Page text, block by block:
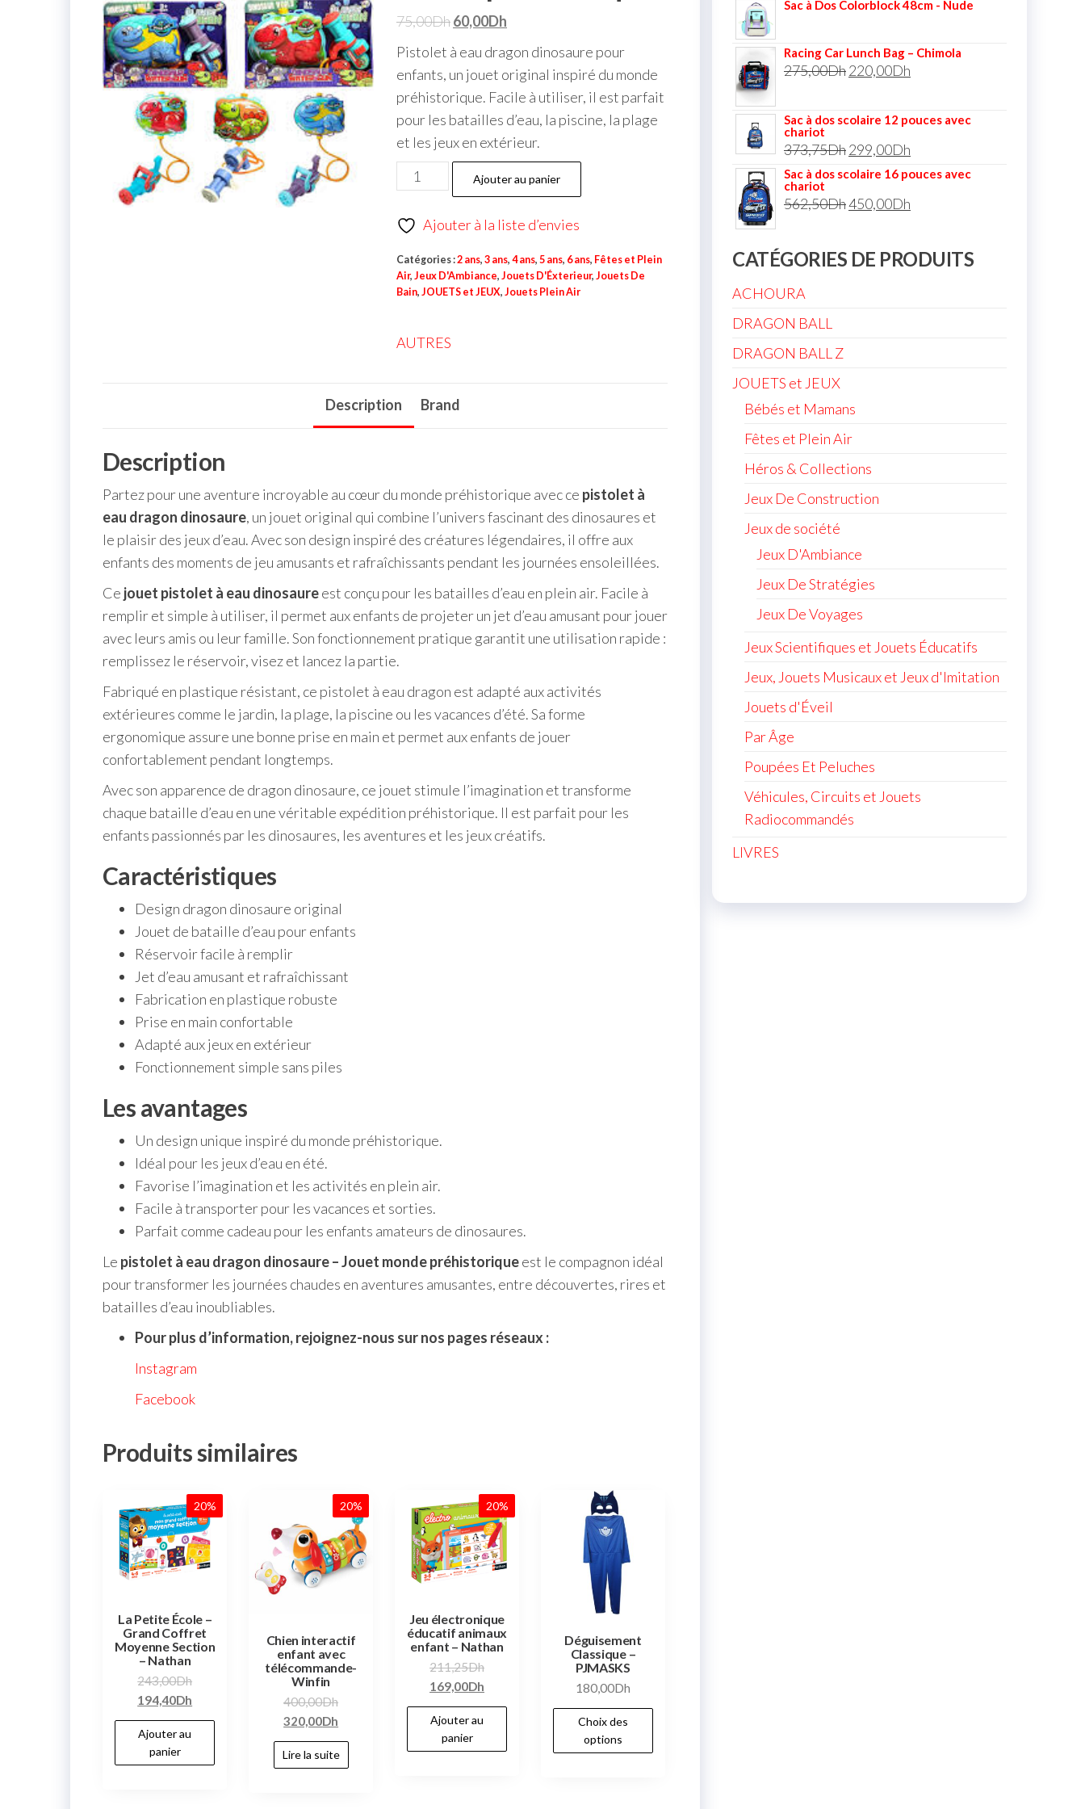
75,00Dh60,00Dh
Pistolet à eau dragon dinosaure pour
enfants, un jouet original inspiré du monde
préhistorique. Facile à utiliser, il est parfait
pour les batailles d’eau, la piscine, la plage
et les jeux en extérieur.
Ajouter au panier
Ajouter à la liste d’envies
Catégories :2 ans, 3 ans, 4 ans, 5 ans, 6 ans, Fêtes et Plein
Air, Jeux D'Ambiance, Jouets D'Éxterieur, Jouets De
Bain, JOUETS et JEUX, Jouets Plein Air
AUTRES
Description Brand
Description
Partez pour une aventure incroyable au cœur du monde préhistorique avec ce pistolet à
eau dragon dinosaure, un jouet original qui combine l’univers fascinant des dinosaures et
le plaisir des jeux d’eau. Avec son design inspiré des créatures légendaires, il offre aux
enfants des moments de jeu amusants et rafraîchissants pendant les journées ensoleillées.
Ce jouet pistolet à eau dinosaureest conçu pour les batailles d’eau en plein air. Facile à
remplir et simple à utiliser, il permet aux enfants de projeter un jet d’eau amusant pour jouer
avec leurs amis ou leur famille. Son fonctionnement pratique garantit une utilisation rapide :
remplissez le réservoir, visez et lancez la partie.
Fabriqué en plastique résistant, ce pistolet à eau dragon est adapté aux activités
extérieures comme le jardin, la plage, la piscine ou les vacances d’été. Sa forme
ergonomique assure une bonne prise en main et permet aux enfants de jouer
confortablement pendant longtemps.
Avec son apparence de dragon dinosaure, ce jouet stimule l’imagination et transforme
chaque bataille d’eau en une véritable expédition préhistorique. Il est parfait pour les
enfants passionnés par les dinosaures, les aventures et les jeux créatifs.
Caractéristiques
Design dragon dinosaure original
Jouet de bataille d’eau pour enfants
Réservoir facile à remplir
Jet d’eau amusant et rafraîchissant
Fabrication en plastique robuste
Prise en main confortable
Adapté aux jeux en extérieur
Fonctionnement simple sans piles
Les avantages
Un design unique inspiré du monde préhistorique.
Idéal pour les jeux d’eau en été.
Favorise l’imagination et les activités en plein air.
Facile à transporter pour les vacances et sorties.
Parfait comme cadeau pour les enfants amateurs de dinosaures.
Le pistolet à eau dragon dinosaure – Jouet monde préhistoriqueest le compagnon idéal
pour transformer les journées chaudes en aventures amusantes, entre découvertes, rires et
batailles d’eau inoubliables.
Pour plus d’information, rejoignez-nous sur nos pages réseaux :
Instagram
Facebook
Produits similaires
20%
La Petite École –
Grand Coffret
Moyenne Section
– Nathan
243,00Dh
194,40Dh
Ajouter au
panier
20%
Chien interactif
enfant avec
télécommande-
Winfin
400,00Dh
320,00Dh
Lire la suite
20%
Jeu électronique
éducatif animaux
enfant – Nathan
211,25Dh
169,00Dh
Ajouter au
panier
Déguisement
Classique –
PJMASKS
180,00Dh
Choix des
options
Sac à Dos Colorblock 48cm - Nude
Racing Car Lunch Bag – Chimola
275,00Dh220,00Dh
Sac à dos scolaire 12 pouces avec
chariot
373,75Dh299,00Dh
Sac à dos scolaire 16 pouces avec
chariot
562,50Dh450,00Dh
CATÉGORIES DE PRODUITS
ACHOURA
DRAGON BALL
DRAGON BALL Z
JOUETS et JEUX
Bébés et Mamans
Fêtes et Plein Air
Héros & Collections
Jeux De Construction
Jeux de société
Jeux D'Ambiance
Jeux De Stratégies
Jeux De Voyages
Jeux Scientifiques et Jouets Éducatifs
Jeux, Jouets Musicaux et Jeux d'Imitation
Jouets d'Éveil
Par Âge
Poupées Et Peluches
Véhicules, Circuits et Jouets
Radiocommandés
LIVRES